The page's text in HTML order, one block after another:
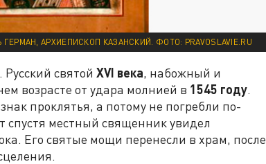
АРХИЕПИСКОП КАЗАНСКИЙ. ФОТО: PRAVOSLAVIE.RU
. Русский святой XVI века, набожный и
возрасте от удара молнией в 1545 году.
проклятья, а потому не погребли по-
спустя местный священник увидел
Его святые мощи перенесли в храм, после